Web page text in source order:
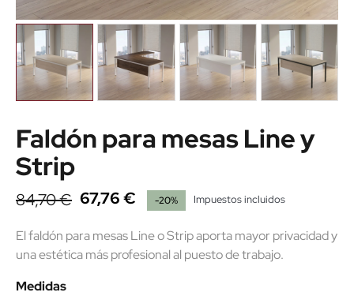
Faldón para mesas Line y
Strip
84,70 € 67,76 € -20% Impuestos incluidos
El faldón para mesas Line o Strip aporta mayor privacidad y
una estética más profesional al puesto de trabajo.
Medidas